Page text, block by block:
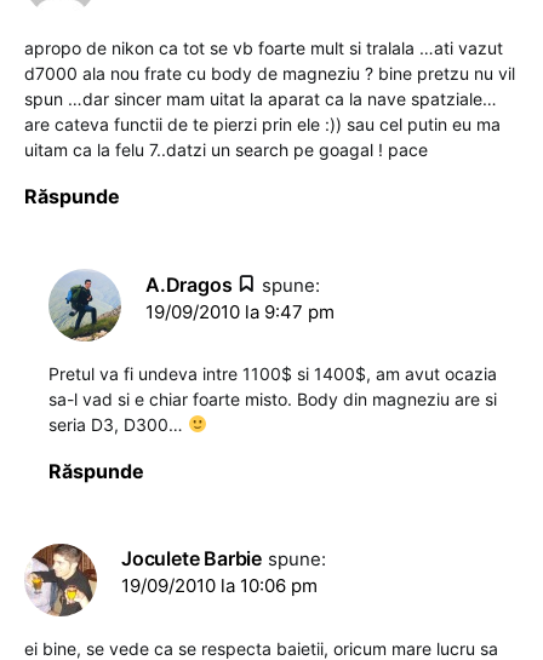
apropo de nikon ca tot se vb foarte mult si tralala …ati vazut
d7000 ala nou frate cu body de magneziu ? bine pretzu nu vil
spun …dar sincer mam uitat la aparat ca la nave spatziale…
are cateva functii de te pierzi prin ele :)) sau cel putin eu ma
uitam ca la felu 7..datzi un search pe goagal ! pace
Răspunde
A.Dragos
spune:
19/09/2010 la 9:47 pm
Pretul va fi undeva intre 1100$ si 1400$, am avut ocazia
sa-l vad si e chiar foarte misto. Body din magneziu are si
seria D3, D300…
Răspunde
Joculete Barbie spune:
19/09/2010 la 10:06 pm
ei bine, se vede ca se respecta baietii, oricum mare lucru sa